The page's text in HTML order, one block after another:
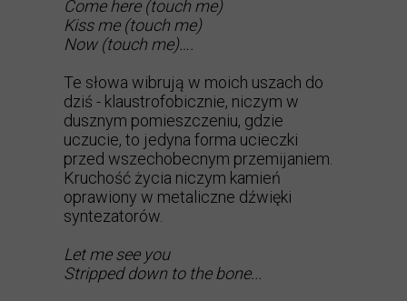
Come here (touch me)
Kiss me (touch me)
Now (touch me)….
Te słowa wibrują w moich uszach do
dziś - klaustrofobicznie, niczym w
dusznym pomieszczeniu, gdzie
uczucie, to jedyna forma ucieczki
przed wszechobecnym przemijaniem.
Kruchość życia niczym kamień
oprawiony w metaliczne dźwięki
syntezatorów.
Let me see you
Stripped down to the bone...